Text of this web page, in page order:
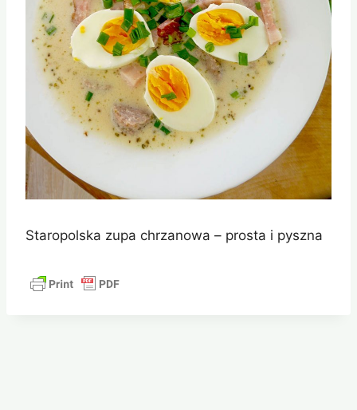
Staropolska zupa chrzanowa – prosta i pyszna